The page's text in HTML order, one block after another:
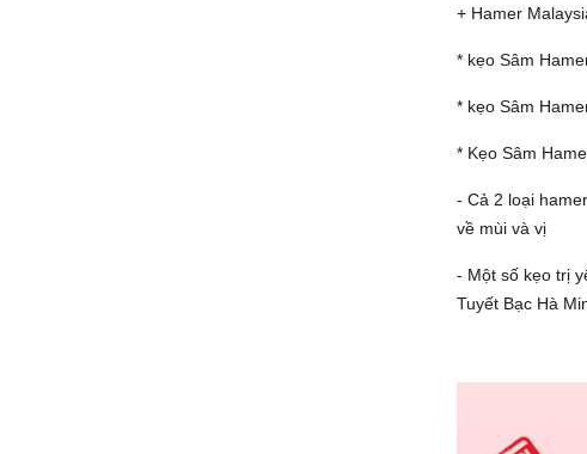
+ Hamer
* kẹo Sâm
* kẹo Sâm
* Kẹo Sâm
- Cả 2 loại
về mùi và vị
- Một số kẹo trị
Tuyết Bạc Hà